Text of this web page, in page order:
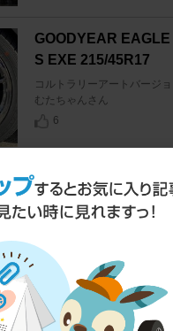
GOODYEAR
S EXE 215/45R17
コルトラリーアートバージ
むたちゃんさん
6
ARMSTRONG BLU-
CE
13
MAC 3ポートソレノ